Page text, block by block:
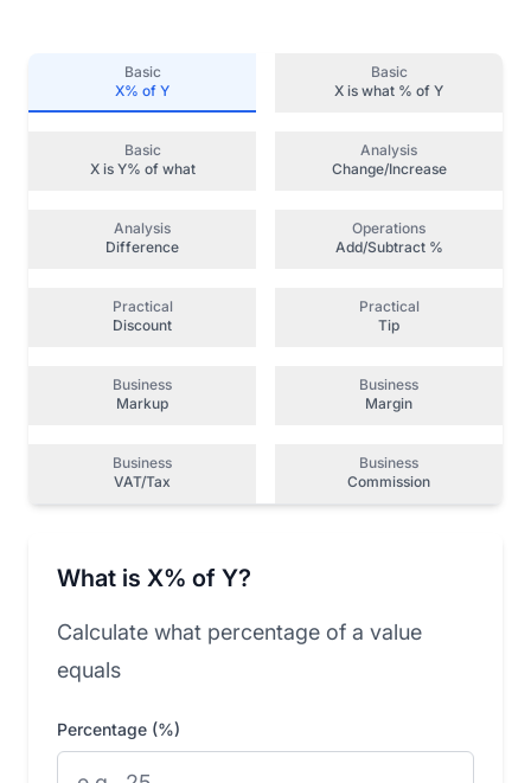
Basic
X% of Y
Basic
X is what % of Y
Basic
X is Y% of what
Analysis
Change/Increase
Analysis
Difference
Operations
Add/Subtract %
Practical
Discount
Practical
Tip
Business
Markup
Business
Margin
Business
VAT/Tax
Business
Commission
What is X% of Y?
Calculate what percentage of a value
equals
Percentage (%)